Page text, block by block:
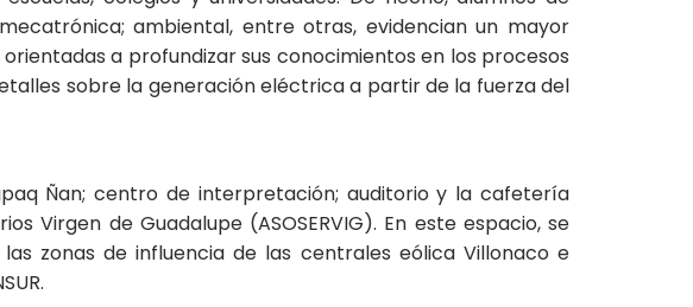
ambiental, entre otras, evidencian un mayor
a profundizar sus conocimientos en los procesos
sobre la generación eléctrica a partir de la fuerza del
Ñan; centro de interpretación; auditorio y la cafetería
Virgen de Guadalupe (ASOSERVIG). En este espacio, se
zonas de influencia de las centrales eólica Villonaco e